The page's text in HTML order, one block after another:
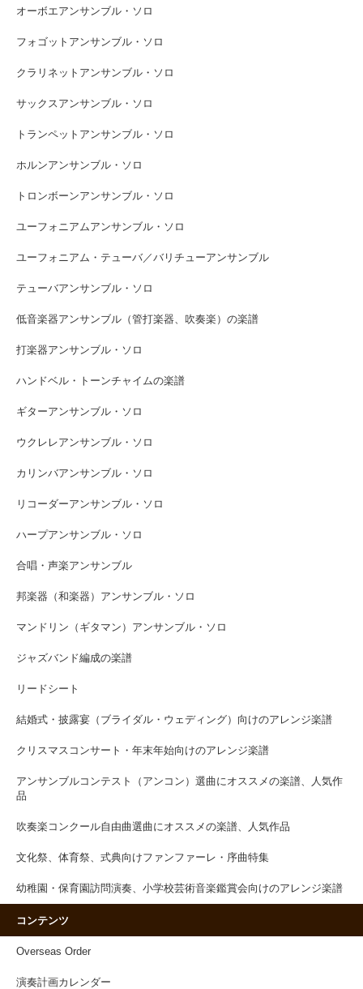
オーボエアンサンブル・ソロ
フォゴットアンサンブル・ソロ
クラリネットアンサンブル・ソロ
サックスアンサンブル・ソロ
トランペットアンサンブル・ソロ
ホルンアンサンブル・ソロ
トロンボーンアンサンブル・ソロ
ユーフォニアムアンサンブル・ソロ
ユーフォニアム・テューバ／バリチューアンサンブル
テューバアンサンブル・ソロ
低音楽器アンサンブル（管打楽器、吹奏楽）の楽譜
打楽器アンサンブル・ソロ
ハンドベル・トーンチャイムの楽譜
ギターアンサンブル・ソロ
ウクレレアンサンブル・ソロ
カリンバアンサンブル・ソロ
リコーダーアンサンブル・ソロ
ハープアンサンブル・ソロ
合唱・声楽アンサンブル
邦楽器（和楽器）アンサンブル・ソロ
マンドリン（ギタマン）アンサンブル・ソロ
ジャズバンド編成の楽譜
リードシート
結婚式・披露宴（ブライダル・ウェディング）向けのアレンジ楽譜
クリスマスコンサート・年末年始向けのアレンジ楽譜
アンサンブルコンテスト（アンコン）選曲にオススメの楽譜、人気作
品
吹奏楽コンクール自由曲選曲にオススメの楽譜、人気作品
文化祭、体育祭、式典向けファンファーレ・序曲特集
幼稚園・保育園訪問演奏、小学校芸術音楽鑑賞会向けのアレンジ楽譜
コンテンツ
Overseas Order
演奏計画カレンダー